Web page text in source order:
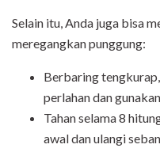
Selain itu, Anda juga bisa
meregangkan punggung:
Berbaring
perlahan dan
Tahan selama 8
awal dan ulangi